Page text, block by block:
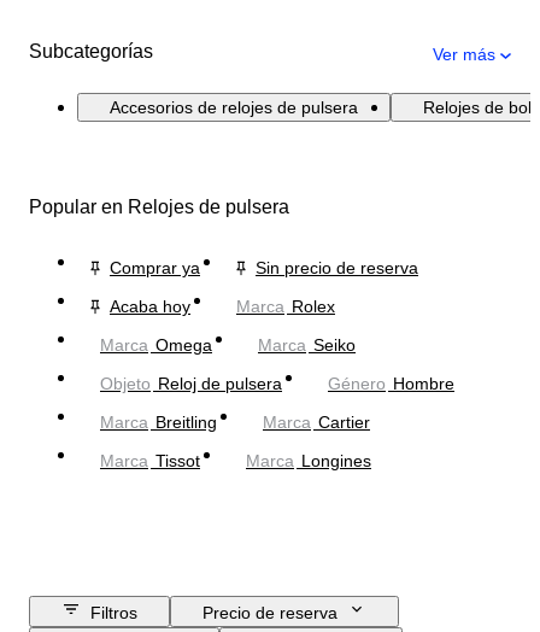
Subcategorías Ver más
Accesorios de relojes de pulsera Relojes de
Popular en Relojes de pulsera
Comprar ya
Sin precio de reserva
Acaba hoy
Marca Rolex
Marca Omega Marca Seiko
Objeto Reloj de pulsera Género Hombre
Marca Breitling Marca Cartier
Marca Tissot Marca Longines
Filtros
Precio de reserva